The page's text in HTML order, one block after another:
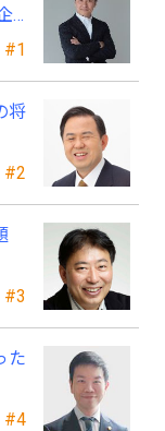
#1
・
#2
将
#3
#4
た